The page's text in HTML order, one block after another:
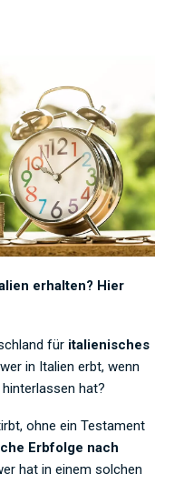
erhalten? Hier
für italienisches
in Italien erbt, wenn
hat?
ohne ein Testament
Erbfolge nach
hat in einem solchen